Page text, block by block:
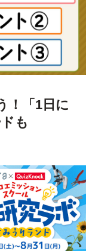
！「1日に
も